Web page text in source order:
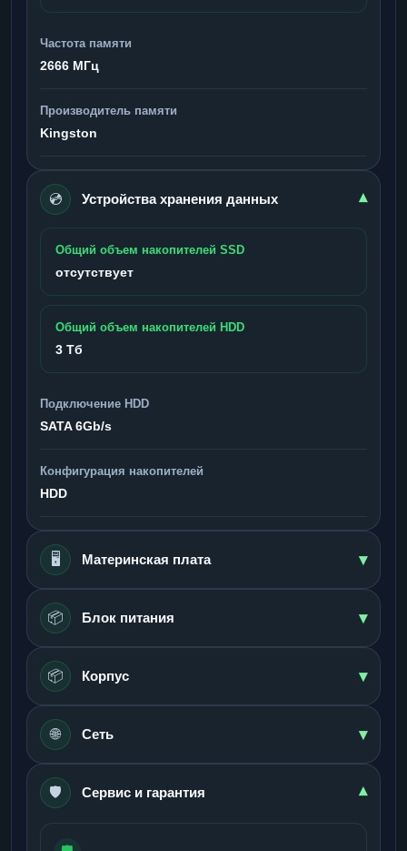
Частота памяти
2666 МГц
Производитель памяти
Kingston
💿 Устройства хранения данных ▾
Общий объем накопителей SSD
отсутствует
Общий объем накопителей HDD
3 Тб
Подключение HDD
SATA 6Gb/s
Конфигурация накопителей
HDD
🖥️ Материнская плата ▾
📦 Блок питания ▾
📦 Корпус ▾
🌐 Сеть ▾
🛡️ Сервис и гарантия ▾